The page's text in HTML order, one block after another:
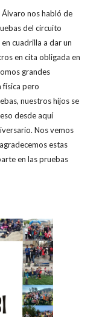
nos habló de
del circuito
cuadrilla a dar un
en cita obligada en
grandes
física pero
nuestros hijos se
desde aquí
Nos vemos
estas
en las pruebas